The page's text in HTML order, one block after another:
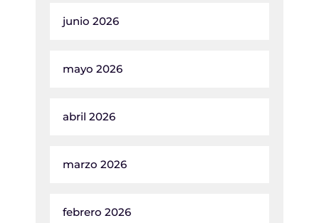
junio 2026
mayo 2026
abril 2026
marzo 2026
febrero 2026